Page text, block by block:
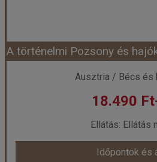
Időpont: 2026-08-
már 18.490
Időpontok és
Ausztria / Bécs és
18.490
Ellátás: Ellátás
Időpontok és